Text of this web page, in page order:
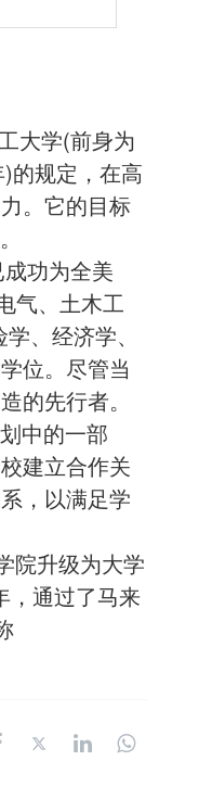
大学(前身为
的规定，在高
。它的目标
功为全美
气、土木工
、经济学、
位。尽管当
的先行者。
中的一部
建立合作关
，以满足学
院升级为大学
，通过了马来